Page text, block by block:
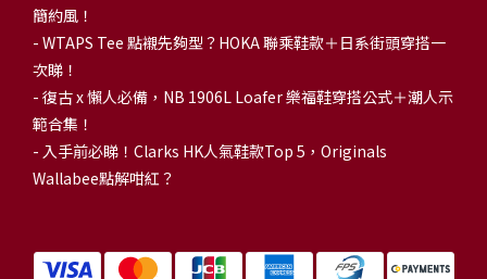
簡約風！
- WTAPS Tee 點襯先夠型？HOKA 聯乘鞋款＋日系街頭穿搭一
次睇！
- 復古 x 懶人必備，NB 1906L Loafer 樂福鞋穿搭公式＋潮人示
範合集！
- 入手前必睇！Clarks HK人氣鞋款Top 5，Originals
Wallabee點解咁紅？